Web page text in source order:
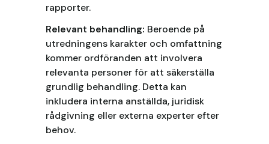
rapporter.
Relevant behandling: Beroende på
utredningens karakter och omfattning
kommer ordföranden att involvera
relevanta personer för att säkerställa
grundlig behandling. Detta kan
inkludera interna anställda, juridisk
rådgivning eller externa experter efter
behov.